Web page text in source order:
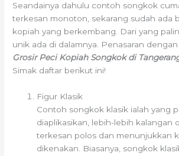
Seandainya dahulu contoh songkok
terkesan monoton, sekarang sudah ada
kopiah yang berkembang. Dari yang
unik ada di dalamnya. Penasaran
Grosir Peci Kopiah Songkok di
Simak daftar berikut ini!
Figur Klasik
Contoh songkok klasik ialah yang
diaplikasikan, lebih-lebih kalangan
terkesan polos dan menunjukkan
dikenakan. Biasanya, songkok